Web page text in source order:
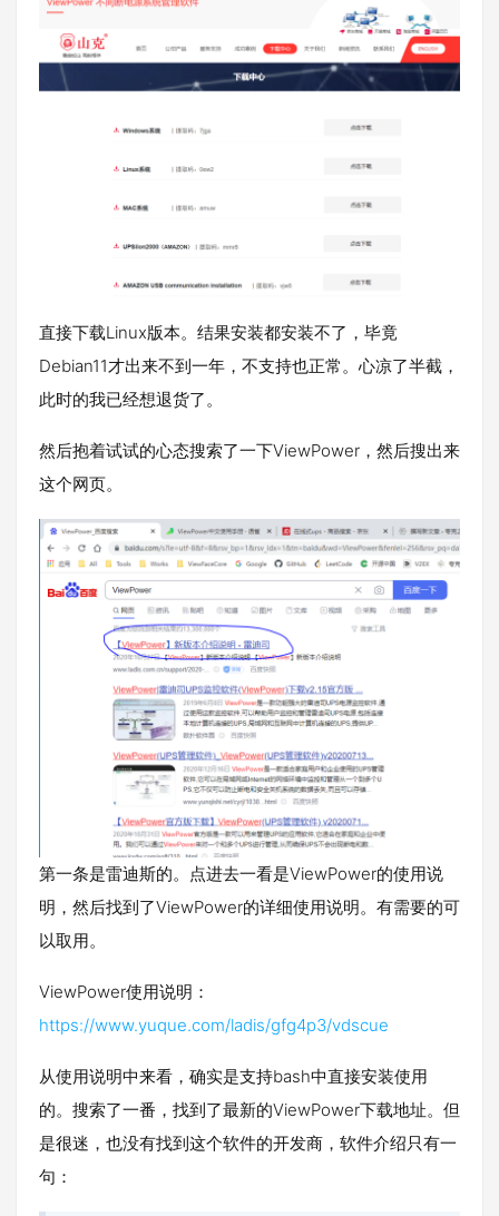
直接下载Linux版本。结果安装都安装不了，毕竟
Debian11才出来不到一年，不支持也正常。心凉了半截，
此时的我已经想退货了。
然后抱着试试的心态搜索了一下ViewPower，然后搜出来
这个网页。
第一条是雷迪斯的。点进去一看是ViewPower的使用说
明，然后找到了ViewPower的详细使用说明。有需要的可
以取用。
ViewPower使用说明：
https://www.yuque.com/ladis/gfg4p3/vdscue
从使用说明中来看，确实是支持bash中直接安装使用
的。搜索了一番，找到了最新的ViewPower下载地址。但
是很迷，也没有找到这个软件的开发商，软件介绍只有一
句：